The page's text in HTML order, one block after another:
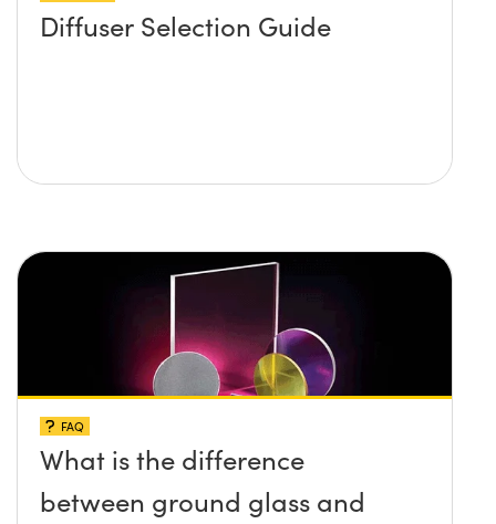
Diffuser Selection Guide
FAQ
What is the difference
between ground glass and